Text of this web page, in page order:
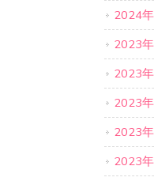
2024
2023
2023
2023
2023
2023